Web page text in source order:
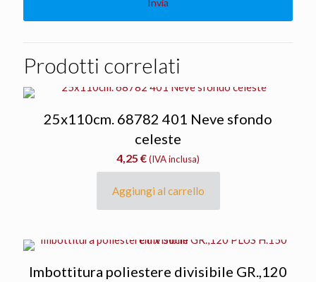
Prodotti correlati
25x110cm. 68782 401 Neve sfondo
celeste
4,25 €(IVA inclusa)
Aggiungi al carrello
Imbottitura poliestere divisibile GR.,120